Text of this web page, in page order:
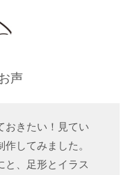
おきたい！見てい
してみました。
と、足形とイラス
声